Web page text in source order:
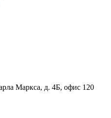
Маркса, д. 4Б, офис 120